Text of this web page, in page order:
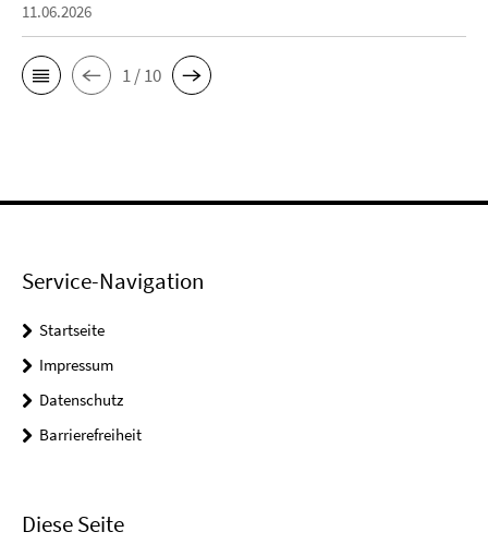
11.06.2026
1 / 10
Service-Navigation
Startseite
Impressum
Datenschutz
Barrierefreiheit
Diese Seite